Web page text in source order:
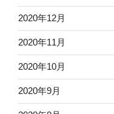
2020年12月
2020年11月
2020年10月
2020年9月